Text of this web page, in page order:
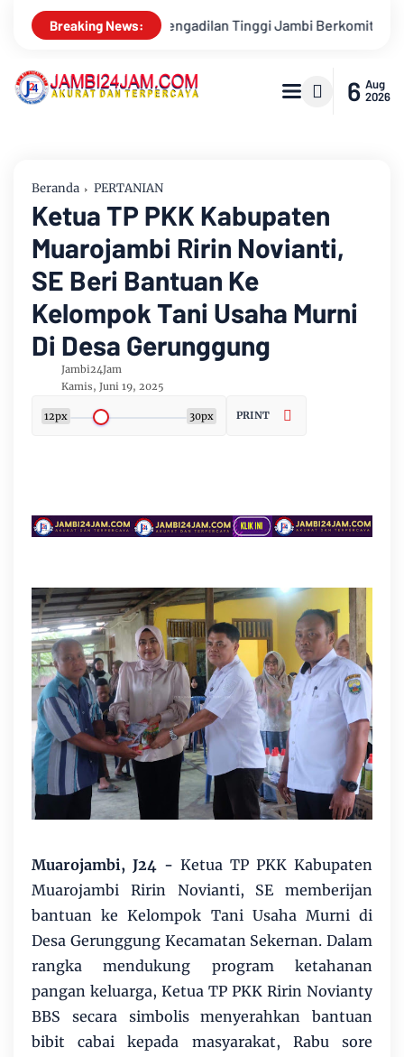
Breaking News:
Berkomitmen Perkuat Sinergitas Penegakan Hukum
6 Aug
2026
Beranda PERTANIAN
Ketua TP PKK Kabupaten
Muarojambi Ririn Novianti,
SE Beri Bantuan Ke
Kelompok Tani Usaha Murni
Di Desa Gerunggung
Jambi24Jam
Kamis, Juni 19, 2025
12px 30px PRINT
Muarojambi, J24 - Ketua TP PKK Kabupaten
Muarojambi Ririn Novianti, SE memberijan
bantuan ke Kelompok Tani Usaha Murni di
Desa Gerunggung Kecamatan Sekernan. Dalam
rangka mendukung program ketahanan
pangan keluarga, Ketua TP PKK Ririn Novianty
BBS secara simbolis menyerahkan bantuan
bibit cabai kepada masyarakat, Rabu sore